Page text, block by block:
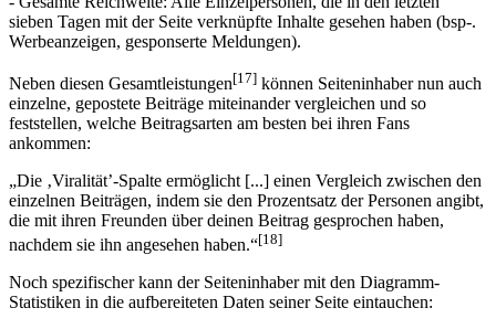
sieben Tagen mit der Seite verknüpfte Inhalte gesehen haben (bsp-.
Werbeanzeigen, gesponserte Meldungen).
Neben diesen Gesamtleistungen[17] können Seiteninhaber nun auch
einzelne, gepostete Beiträge miteinander vergleichen und so
feststellen, welche Beitragsarten am besten bei ihren Fans
ankommen:
„Die ‚Viralität’-Spalte ermöglicht [...] einen Vergleich zwischen den
einzelnen Beiträgen, indem sie den Prozentsatz der Personen angibt,
die mit ihren Freunden über deinen Beitrag gesprochen haben,
nachdem sie ihn angesehen haben.“[18]
Noch spezifischer kann der Seiteninhaber mit den Diagramm-
Statistiken in die aufbereiteten Daten seiner Seite eintauchen: